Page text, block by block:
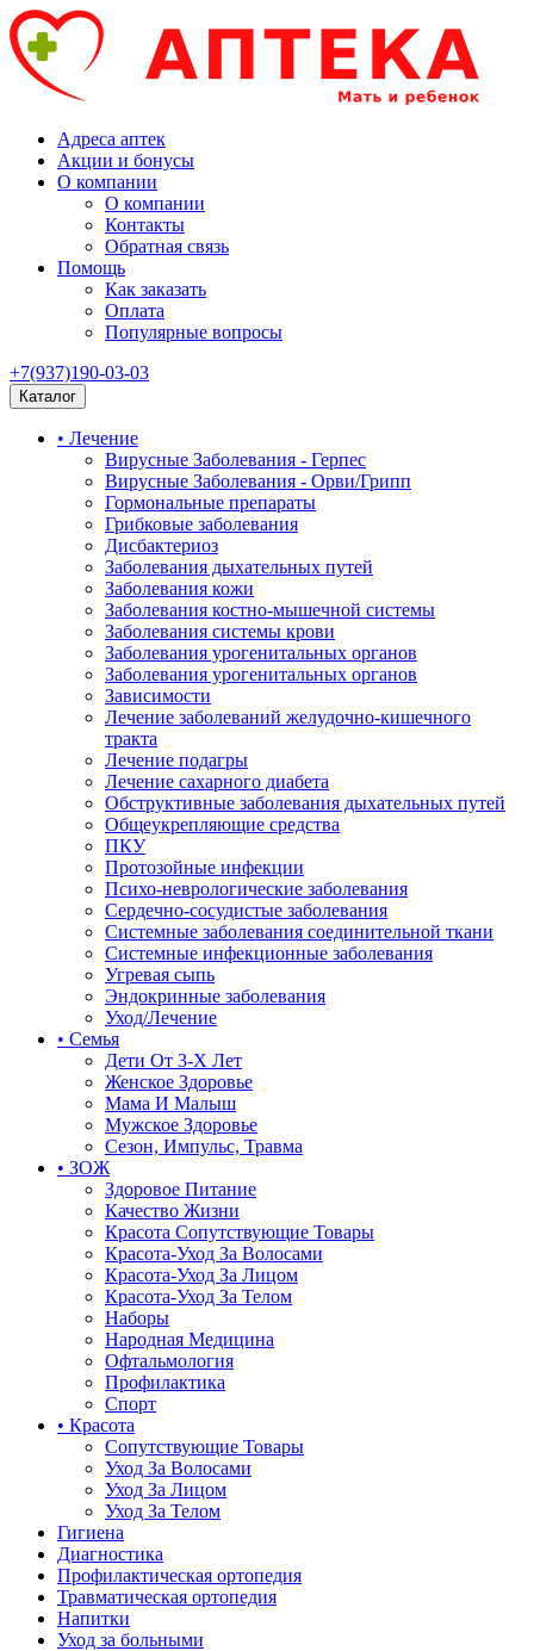
Адреса аптек
Акции и бонусы
О компании
О компании
Контакты
Обратная связь
Помощь
Как заказать
Оплата
Популярные вопросы
+7(937)190-03-03
Каталог
• Лечение
Вирусные Заболевания - Герпес
Вирусные Заболевания - Орви/Грипп
Гормональные препараты
Грибковые заболевания
Дисбактериоз
Заболевания дыхательных путей
Заболевания кожи
Заболевания костно-мышечной системы
Заболевания системы крови
Заболевания урогенитальных органов
Заболевания урогенитальных органов
Зависимости
Лечение заболеваний желудочно-кишечного
тракта
Лечение подагры
Лечение сахарного диабета
Обструктивные заболевания дыхательных путей
Общеукрепляющие средства
ПКУ
Протозойные инфекции
Психо-неврологические заболевания
Сердечно-сосудистые заболевания
Системные заболевания соединительной ткани
Системные инфекционные заболевания
Угревая сыпь
Эндокринные заболевания
Уход/Лечение
• Семья
Дети От 3-Х Лет
Женское Здоровье
Мама И Малыш
Мужское Здоровье
Сезон, Импульс, Травма
• ЗОЖ
Здоровое Питание
Качество Жизни
Красота Сопутствующие Товары
Красота-Уход За Волосами
Красота-Уход За Лицом
Красота-Уход За Телом
Наборы
Народная Медицина
Офтальмология
Профилактика
Спорт
• Красота
Сопутствующие Товары
Уход За Волосами
Уход За Лицом
Уход За Телом
Гигиена
Диагностика
Профилактическая ортопедия
Травматическая ортопедия
Напитки
Уход за больными